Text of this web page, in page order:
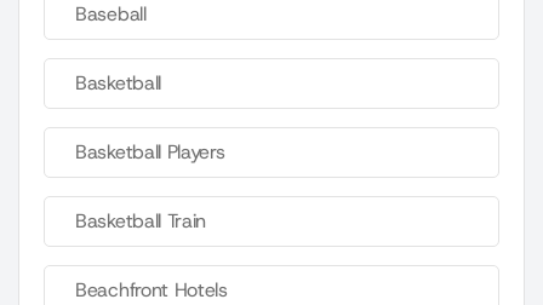
Baseball
Basketball
Basketball Players
Basketball Train
Beachfront Hotels